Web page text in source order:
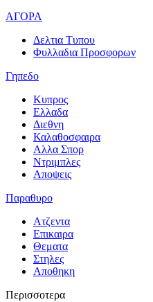
ΑΓΟΡΑ
Δελτια Τυπου
Φυλλαδια Προσφορων
Γηπεδο
Κυπρος
Ελλαδα
Διεθνη
Καλαθοσφαιρα
Αλλα Σπορ
Ντριμπλες
Αποψεις
Παραθυρο
Ατζεντα
Επικαιρα
Θεματα
Στηλες
Αποθηκη
Περισσοτερα